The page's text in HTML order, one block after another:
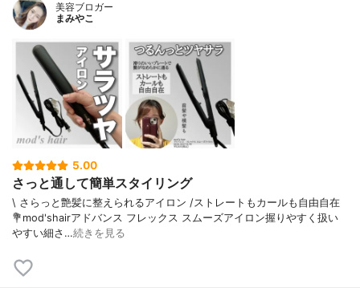
美容ブロガー
まみやこ
5.00
さっと通して簡単スタイリング
\ さらっと艶髪に整えられるアイロン /⁡ストレートもカールも自由自在⁡⁡
💐mod'shairアドバンス フレックス スムーズアイロン⁡握りやすく扱い
やすい細さ…続きを見る